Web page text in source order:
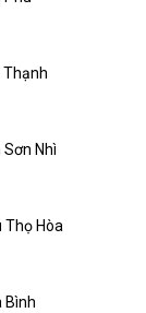
Thạnh
Nhì
Thọ Hòa
Bình